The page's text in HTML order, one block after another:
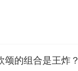
颂的组合是王炸？